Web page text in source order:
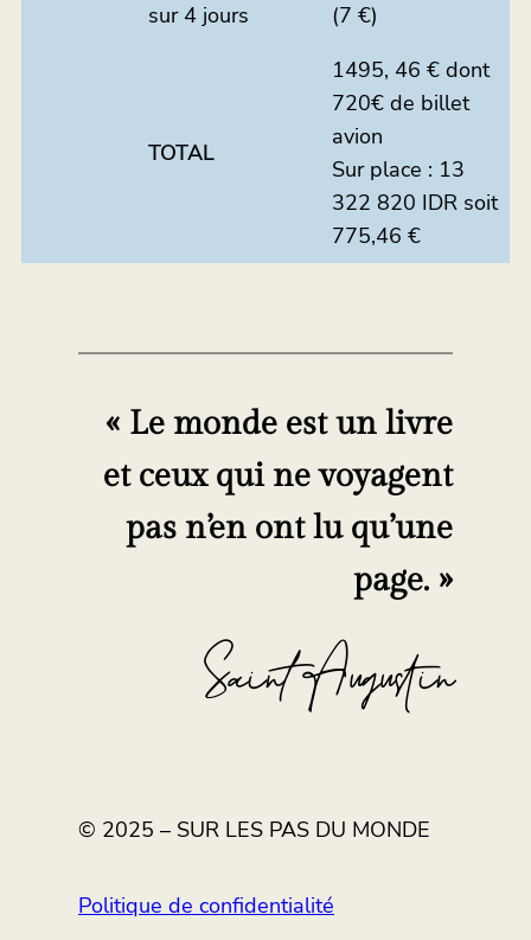
sur 4 jours
(7 €)
TOTAL
1495, 46 € dont
720€ de billet
avion
Sur place : 13
322 820 IDR soit
775,46 €
« Le monde est un livre
et ceux qui ne voyagent
pas n’en ont lu qu’une
page. »
Saint Augustin
© 2025 – SUR LES PAS DU MONDE
Politique de confidentialité